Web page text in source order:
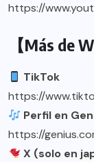
https://
【Más de
TikTok
https://
Perfil en
https://
X (solo en